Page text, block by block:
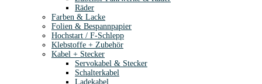
Räder
Farben & Lacke
Folien & Bespannpapier
Hochstart / F-Schlepp
Klebstoffe + Zubehör
Kabel + Stecker
Servokabel & Stecker
Schalterkabel
Ladekabel